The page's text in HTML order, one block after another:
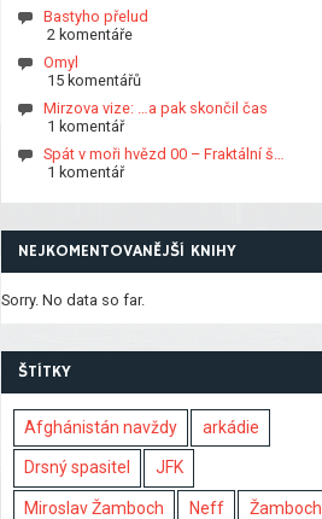
Bastyho přelud
2 komentáře
Omyl
15 komentářů
Mirzova vize: …a pak skončil čas
1 komentář
Spát v moři hvězd 00 – Fraktální š…
1 komentář
NEJKOMENTOVANĚJŠÍ KNIHY
Sorry. No data so far.
ŠTÍTKY
Afghánistán navždy arkádie
Drsný spasitel JFK
Miroslav Žamboch Neff Žamboch